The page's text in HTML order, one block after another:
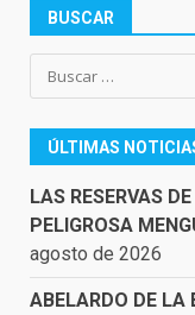
BUSCAR
Buscar:
ÚLTIMAS
LAS RESERVAS
PELIGROSA
agosto de 2026
ABELARDO DE LA